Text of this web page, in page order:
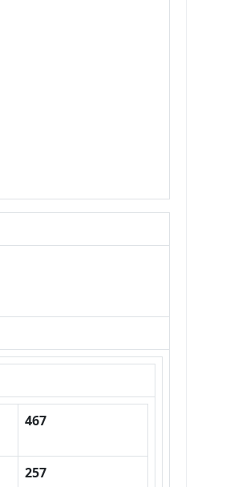
467
257